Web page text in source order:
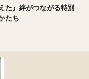
た』絆がつながる特別
たち